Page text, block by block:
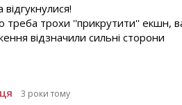
треба трохи ''прикрутити'' екшн,
відзначили сильні сторони
3 роки тому